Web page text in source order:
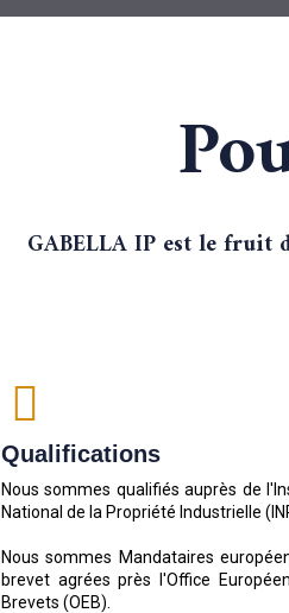
GABELLA IP est le fruit
Qualifications
Nous sommes qualifiés auprès de
National de la Propriété Industrielle
Nous sommes Mandataires
brevet agrées près l'Office
Brevets (OEB).